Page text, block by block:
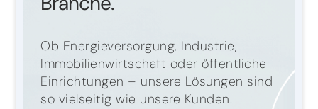
Ob Energieversorgung, Industrie,
Immobilienwirtschaft oder öffentliche
Einrichtungen – unsere Lösungen sind
so vielseitig wie unsere Kunden.